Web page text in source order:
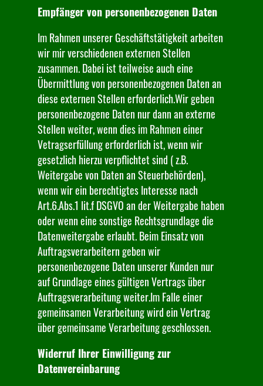
Empfänger von personenbezogenen Daten
Im Rahmen unserer Geschäftstätigkeit arbeiten
wir mir verschiedenen externen Stellen
zusammen. Dabei ist teilweise auch eine
Übermittlung von personenbezogenen Daten an
diese externen Stellen erforderlich.Wir geben
personenbezogene Daten nur dann an externe
Stellen weiter, wenn dies im Rahmen einer
Vetragserfüllung erforderlich ist, wenn wir
gesetzlich hierzu verpflichtet sind ( z.B.
Weitergabe von Daten an Steuerbehörden),
wenn wir ein berechtigtes Interesse nach
Art.6.Abs.1 lit.f DSGVO an der Weitergabe haben
oder wenn eine sonstige Rechtsgrundlage die
Datenweitergabe erlaubt. Beim Einsatz von
Auftragsverarbeitern geben wir
personenbezogene Daten unserer Kunden nur
auf Grundlage eines gültigen Vertrags über
Auftragsverarbeitung weiter.Im Falle einer
gemeinsamen Verarbeitung wird ein Vertrag
über gemeinsame Verarbeitung geschlossen.
Widerruf Ihrer Einwilligung zur
Datenvereinbarung